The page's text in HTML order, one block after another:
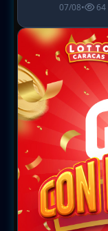
07/08• 64